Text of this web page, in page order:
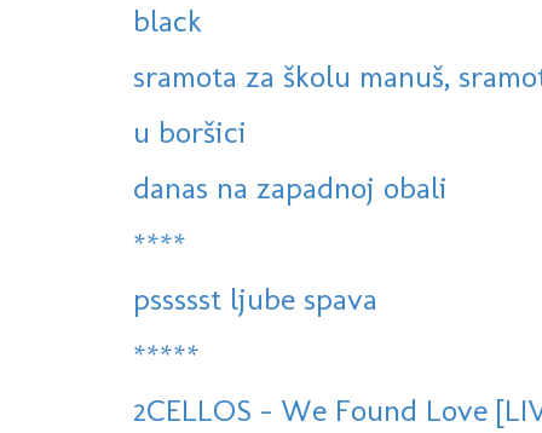
black
sramota za školu manuš,
u boršici
danas na zapadnoj obali
****
pssssst ljube spava
*****
2CELLOS - We Found Love